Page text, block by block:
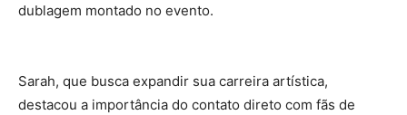
dublagem montado no evento.
Sarah, que busca expandir sua carreira artística,
destacou a importância do contato direto com fãs de